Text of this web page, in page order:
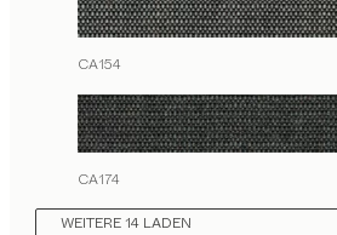
CA154
CA174
WEITERE 14 LADEN